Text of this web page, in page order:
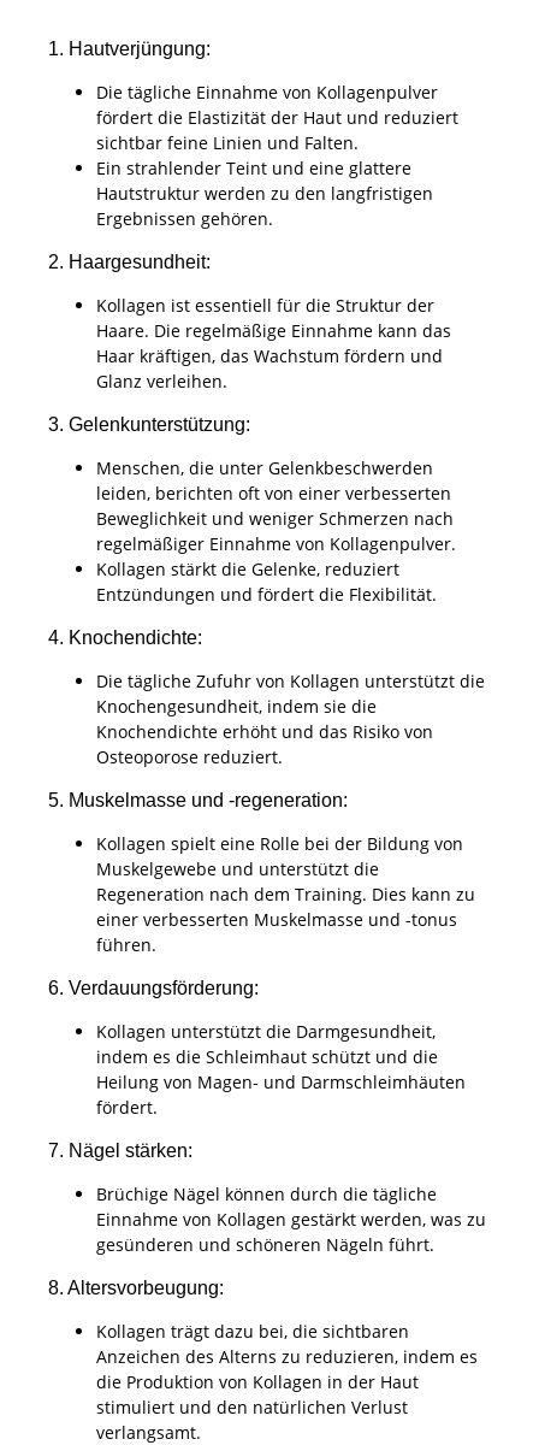
1. Hautverjüngung:
Die tägliche Einnahme von Kollagenpulver
fördert die Elastizität der Haut und reduziert
sichtbar feine Linien und Falten.
Ein strahlender Teint und eine glattere
Hautstruktur werden zu den langfristigen
Ergebnissen gehören.
2. Haargesundheit:
Kollagen ist essentiell für die Struktur der
Haare. Die regelmäßige Einnahme kann das
Haar kräftigen, das Wachstum fördern und
Glanz verleihen.
3. Gelenkunterstützung:
Menschen, die unter Gelenkbeschwerden
leiden, berichten oft von einer verbesserten
Beweglichkeit und weniger Schmerzen nach
regelmäßiger Einnahme von Kollagenpulver.
Kollagen stärkt die Gelenke, reduziert
Entzündungen und fördert die Flexibilität.
4. Knochendichte:
Die tägliche Zufuhr von Kollagen unterstützt die
Knochengesundheit, indem sie die
Knochendichte erhöht und das Risiko von
Osteoporose reduziert.
5. Muskelmasse und -regeneration:
Kollagen spielt eine Rolle bei der Bildung von
Muskelgewebe und unterstützt die
Regeneration nach dem Training. Dies kann zu
einer verbesserten Muskelmasse und -tonus
führen.
6. Verdauungsförderung:
Kollagen unterstützt die Darmgesundheit,
indem es die Schleimhaut schützt und die
Heilung von Magen- und Darmschleimhäuten
fördert.
7. Nägel stärken:
Brüchige Nägel können durch die tägliche
Einnahme von Kollagen gestärkt werden, was zu
gesünderen und schöneren Nägeln führt.
8. Altersvorbeugung:
Kollagen trägt dazu bei, die sichtbaren
Anzeichen des Alterns zu reduzieren, indem es
die Produktion von Kollagen in der Haut
stimuliert und den natürlichen Verlust
verlangsamt.